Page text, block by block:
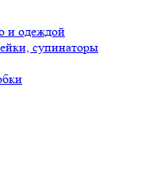
и одеждой
супинаторы